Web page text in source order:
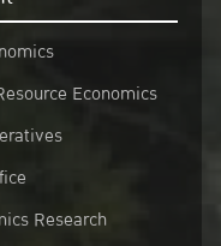
Economics
Research